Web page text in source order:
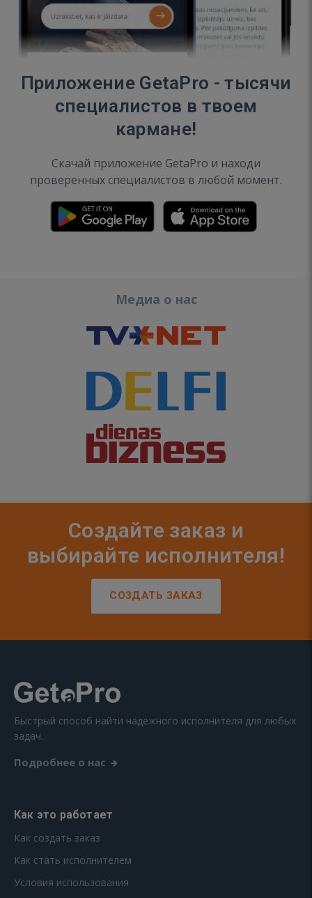
Приложение GetaPro - тысячи
специалистов в твоем
кармане!
Скачай приложение GetaPro и находи
проверенных специалистов в любой момент.
Медиа о нас
Создайте заказ и
выбирайте исполнителя!
СОЗДАТЬ ЗАКАЗ
Быстрый способ найти надежного исполнителя для любых
задач.
Подробнее о нас
Как это работает
Как создать заказ
Как стать исполнителем
Условия использования